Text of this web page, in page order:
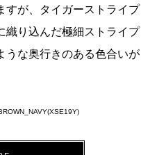
すが、タイガーストライプ
織り込んだ極細ストライプ
うな奥行きのある色合いが